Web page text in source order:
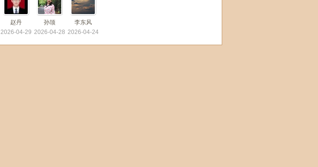
赵丹
2026-04-29
孙颉
2026-04-28
李东风
2026-04-24